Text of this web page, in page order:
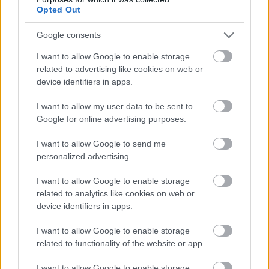
Opted Out
Google consents
I want to allow Google to enable storage
related to advertising like cookies on web or
device identifiers in apps.
I want to allow my user data to be sent to
Google for online advertising purposes.
I want to allow Google to send me
personalized advertising.
I want to allow Google to enable storage
related to analytics like cookies on web or
device identifiers in apps.
I want to allow Google to enable storage
related to functionality of the website or app.
Hírlevél feliratkozás
Adja meg keresztnevét:
Adja
meg e-mail címét:
Nem szeretne lemaradni semmiről? Csak egy kattintás, és hírlevelünk a
legfrissebb információkkal és exkluzív tartalmakkal hétről hétre
postaládájába érkezik!
A SZOL24 legfrissebb 24 cikke